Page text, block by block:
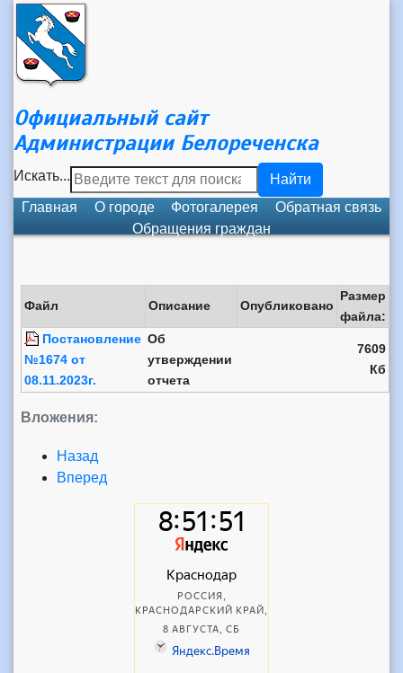
Официальный сайт
Администрации Белореченска
Искать...
Найти
Главная
О городе Фотогалерея
Обратная связь
Обращения граждан
Вложения:
Файл Описание Опубликовано
Размер
файла:
Постановление
№1674 от
08.11.2023г.
Об
утверждении
отчета
7609
Кб
Назад
Вперед